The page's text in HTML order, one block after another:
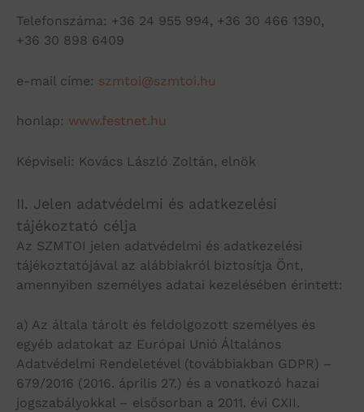
Telefonszáma: +36 24 955 994, +36 30 466 1390,
+36 30 898 6409
e-mail címe: szmtoi@szmtoi.hu
honlap: www.festnet.hu
Képviseli: Kovács László Zoltán, elnök
II. Jelen adatvédelmi és adatkezelési
tájékoztató célja
Az SZMTOI jelen adatvédelmi és adatkezelési
tájékoztatójával az alábbiakról biztosítja Önt,
amennyiben személyes adatai kezelésében érintett:
a) Az általa tárolt és feldolgozott személyes és
egyéb adatokat az Európai Unió Általános
Adatvédelmi Rendeletével (továbbiakban GDPR) –
679/2016 (2016. április 27.) és a vonatkozó hazai
jogszabályokkal – elsősorban a 2011. évi CXII.